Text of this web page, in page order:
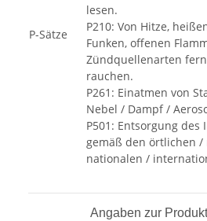
P-Sätze
lesen.
P210: Von Hitze,
Funken, offenen
Zündquellenarten
rauchen.
P261: Einatmen von
Nebel / Dampf /
P501: Entsorgung
gemäß den örtlichen /
nationalen /
Angaben zur